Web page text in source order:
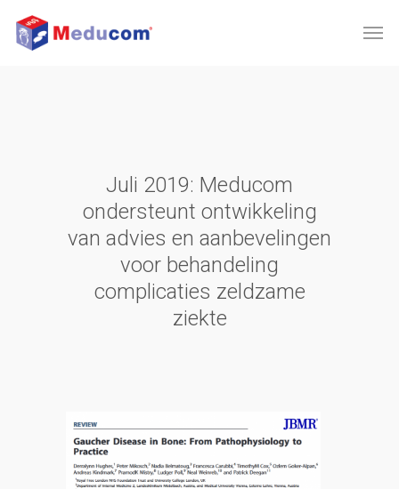
Juli 2019: Meducom
ondersteunt ontwikkeling
van advies en aanbevelingen
voor behandeling
complicaties zeldzame
ziekte